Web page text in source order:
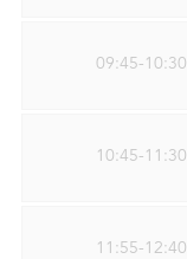
09:45-10:30
10:45-11:30
11:55-12:40